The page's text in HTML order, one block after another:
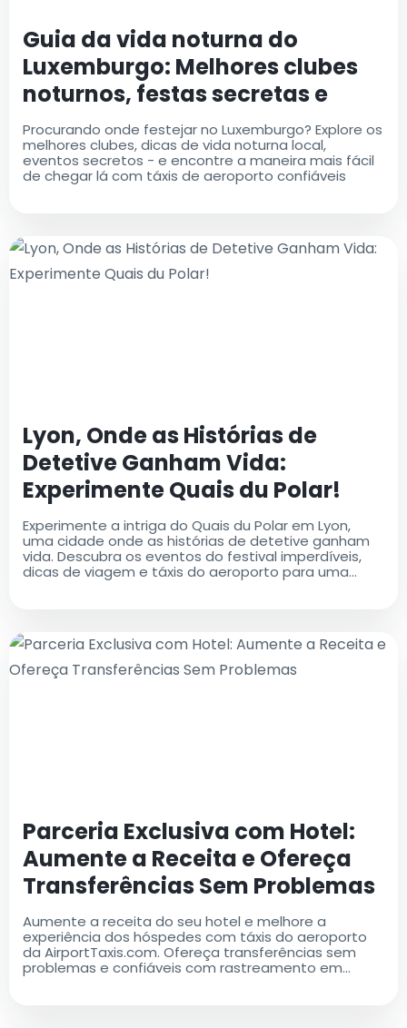
Guia da vida noturna do
Luxemburgo: Melhores clubes
noturnos, festas secretas e
como chegar lá
Procurando onde festejar no Luxemburgo? Explore os
melhores clubes, dicas de vida noturna local,
eventos secretos - e encontre a maneira mais fácil
de chegar lá com táxis de aeroporto confiáveis
Lyon, Onde as Histórias de
Detetive Ganham Vida:
Experimente Quais du Polar!
Experimente a intriga do Quais du Polar em Lyon,
uma cidade onde as histórias de detetive ganham
vida. Descubra os eventos do festival imperdíveis,
dicas de viagem e táxis do aeroporto para uma
Parceria Exclusiva com Hotel:
Aumente a Receita e Ofereça
Transferências Sem Problemas
Aumente a receita do seu hotel e melhore a
experiência dos hóspedes com táxis do aeroporto
da AirportTaxis.com. Ofereça transferências sem
problemas e confiáveis com rastreamento em